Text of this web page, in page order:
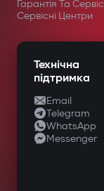
Гарантія Та Сервіс
Сервісні Центри
Технічна
підтримка
Email
Telegram
WhatsApp
Messenger